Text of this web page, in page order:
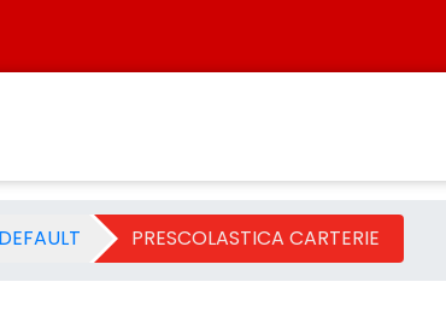
- Categoria - Sistersbo
DEFAULT PRESCOLASTICA CARTERIE